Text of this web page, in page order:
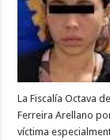
La Fiscalía Octava
Ferreira Arellano
víctima